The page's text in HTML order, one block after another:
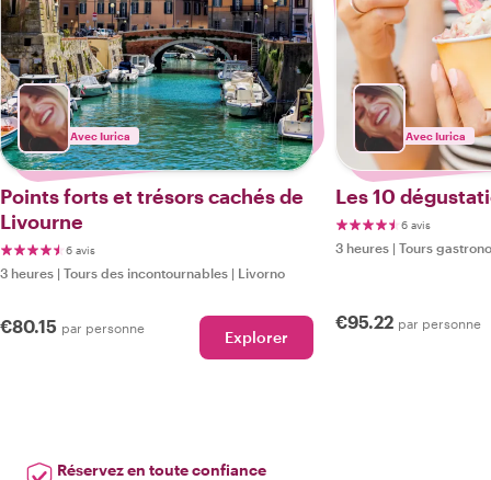
Avec Iurica
Points forts et trésors cachés de
Livourne
6 avis
3 heures | Tours des incontournables | Livorno
€80.15 par personne Explorer
Avec Iurica
Les 10
6 avis
3 heures | Tours
€95.22 par personne
Réservez en toute confiance